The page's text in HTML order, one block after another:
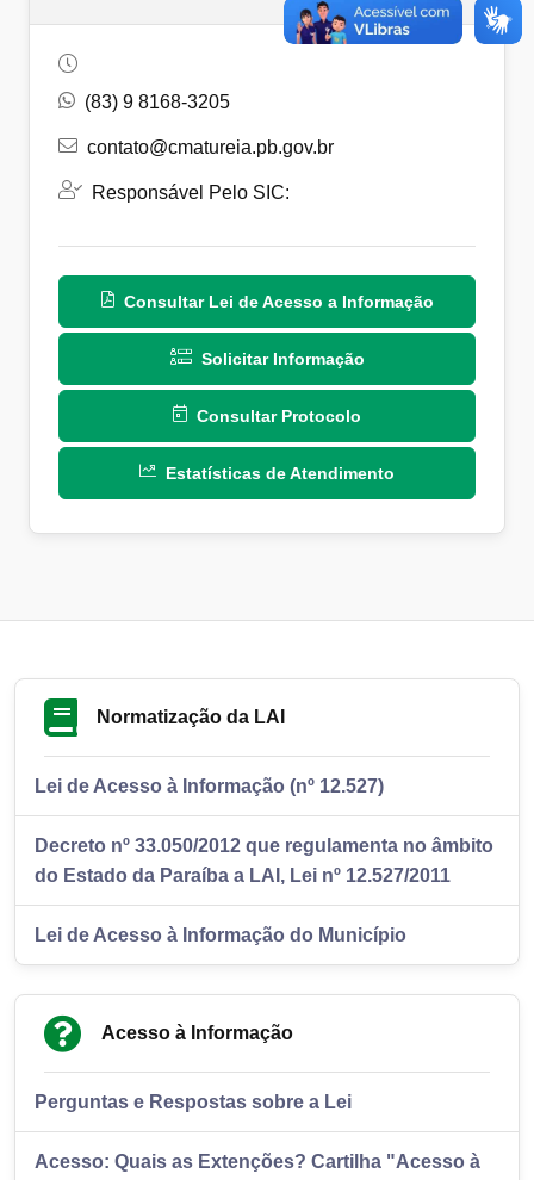
(83) 9 8168-3205
contato@cmatureia.pb.gov.br
Responsável Pelo SIC:
Consultar Lei de Acesso a Informação
Solicitar Informação
Consultar Protocolo
Estatísticas de Atendimento
Normatização da LAI
Lei de Acesso à Informação (nº 12.527)
Decreto nº 33.050/2012 que regulamenta no âmbito
do Estado da Paraíba a LAI, Lei nº 12.527/2011
Lei de Acesso à Informação do Município
Acesso à Informação
Perguntas e Respostas sobre a Lei
Acesso: Quais as Extenções? Cartilha "Acesso à